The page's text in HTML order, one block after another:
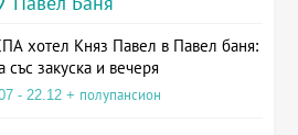
хотел Княз Павел в Павел баня:
със закуска и вечеря
- 22.12 + полупансион